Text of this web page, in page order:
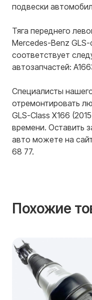
подвески
Тяга переднего
Mercedes-Benz GLS-
соответствует
автозапчастей:
Специалисты
отремонтировать
GLS-Class X166
времени. Оставить
авто можете на
68 77.
Похожие